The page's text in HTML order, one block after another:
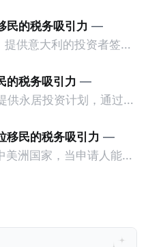
民的税务吸引力 —
供意大利的投资者签证
一项标准才能获得两年
年内保持投资，则可以
请续签3年。当投资者经
利停留270天），申请
的税务吸引力 —
供永居投资计划，通过满
的永居投资计划要求申
投资印度： * 申请
卢比（约合773万人民
卢比（约合1933万人民
移民的税务吸引力 —
洲国家，当申请人能够
么可以申请永久居留计
人提交材料